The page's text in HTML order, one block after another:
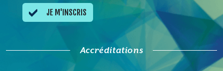
JE M'INSCRIS
Accréditations